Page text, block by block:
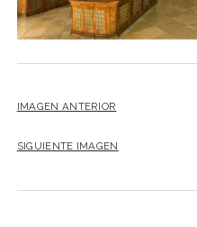
LITERATURA
IMAGEN ANTERIOR
SIGUIENTE IMAGEN